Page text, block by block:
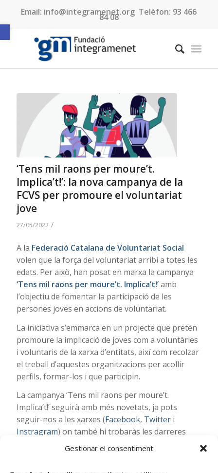
Obre la barra d'eines
Gestionar el consentiment
Email: info@integramenet.org Telèfon: 93 466
84 08
‘Tens mil raons per moure’t.
Implica’t!’: la nova campanya de la
FCVS per promoure el voluntariat
jove
27/05/2022 /
A la Federació Catalana de Voluntariat Social
volen que la força del voluntariat arribi a totes les
edats. Per això, han posat en marxa la campanya
‘Tens mil raons per moure’t. Implica’t!’amb
l’objectiu de fomentar la participació de les
persones joves en accions de voluntariat.
La iniciativa s’emmarca en un projecte que pretén
promoure la implicació de joves com a voluntàries
i voluntaris de la xarxa d’entitats, així com recolzar
el treball d’aquestes organitzacions per acollir
perfils, formar-los i que participin.
La campanya ‘Tens mil raons per moure’t.
Implica’t!’ seguirà amb més novetats, ja pots
seguir-nos a les xarxes (Facebook, Twitter i
Instragram) on també hi trobaràs les darreres
ofertes de voluntariat que han publicat les entitats